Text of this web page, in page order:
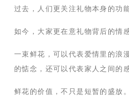
过去，人们更关注礼物本身的功能
如今，大家更在意礼物背后的情
一束鲜花，可以代表爱情里的浪
的惦念，还可以代表家人之间的
鲜花的价值，不只是短暂的盛放。